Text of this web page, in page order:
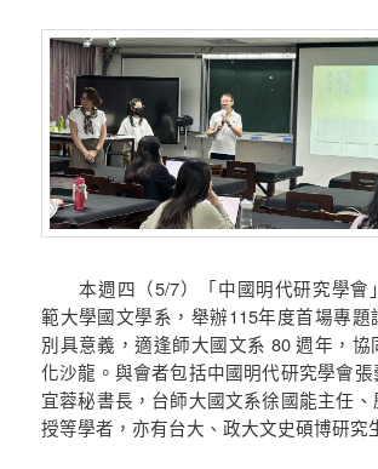
本週四（5/7）「中國明代研究學會
範大學國文學系，舉辦115年度首場專題
別具意義，適逢師大國文系 80 週年，協
化沙龍。與會者包括中國明代研究學會
宜蓉秘書長，台師大國文系徐國能主任
授等學者，亦有台大、政大文史碩博研究